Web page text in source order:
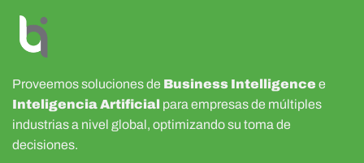
Proveemos soluciones de Business Intelligence e
Inteligencia Artificial para empresas de múltiples
industrias a nivel global, optimizando su toma de
decisiones.